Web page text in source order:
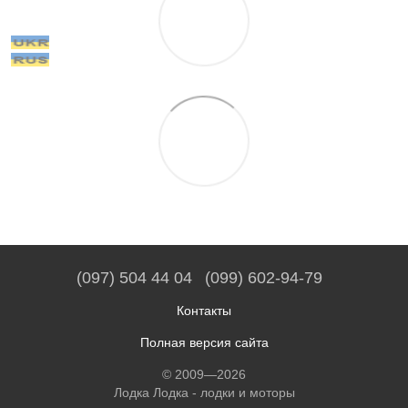
(097) 504 44 04 (099) 602-94-79
Контакты
Полная версия сайта
© 2009—2026
Лодка Лодка - лодки и моторы